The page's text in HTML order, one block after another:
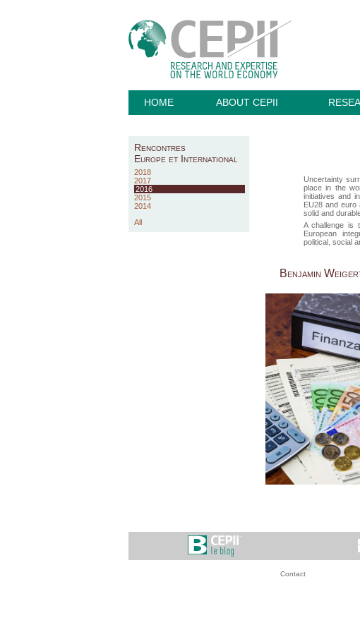
HOME ABOUT CEPII
Rencontres
Europe et International
2018
2017
2016
2015
2014
All
Uncertainty
place in the
initiatives and
EU28 and
solid and
A challenge is
European
political, social
Benjamin
Contact